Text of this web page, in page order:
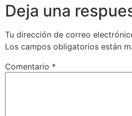
Deja una
Tu dirección de correo
Los campos obligatorios están
Comentario *